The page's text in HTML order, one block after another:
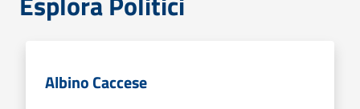
Albino Caccese